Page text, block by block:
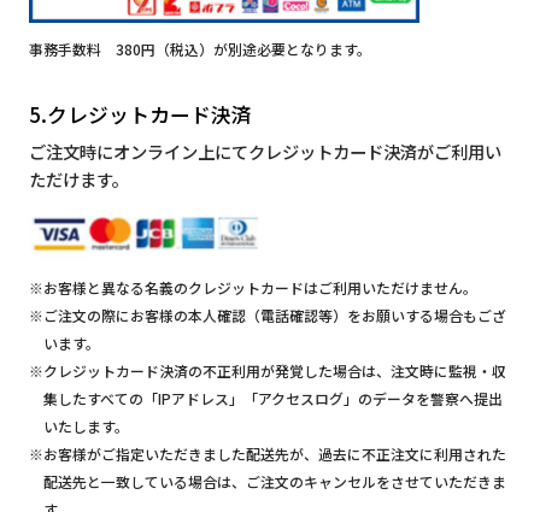
事務手数料 380円（税込）が別途必要となります。
5.クレジットカード決済
ご注文時にオンライン上にてクレジットカード決済がご利用い
ただけます。
※お客様と異なる名義のクレジットカードはご利用いただけません。
※ご注文の際にお客様の本人確認（電話確認等）をお願いする場合もござ
います。
※クレジットカード決済の不正利用が発覚した場合は、注文時に監視・収
集したすべての「IPアドレス」「アクセスログ」のデータを警察へ提出
いたします。
※お客様がご指定いただきました配送先が、過去に不正注文に利用された
配送先と一致している場合は、ご注文のキャンセルをさせていただきま